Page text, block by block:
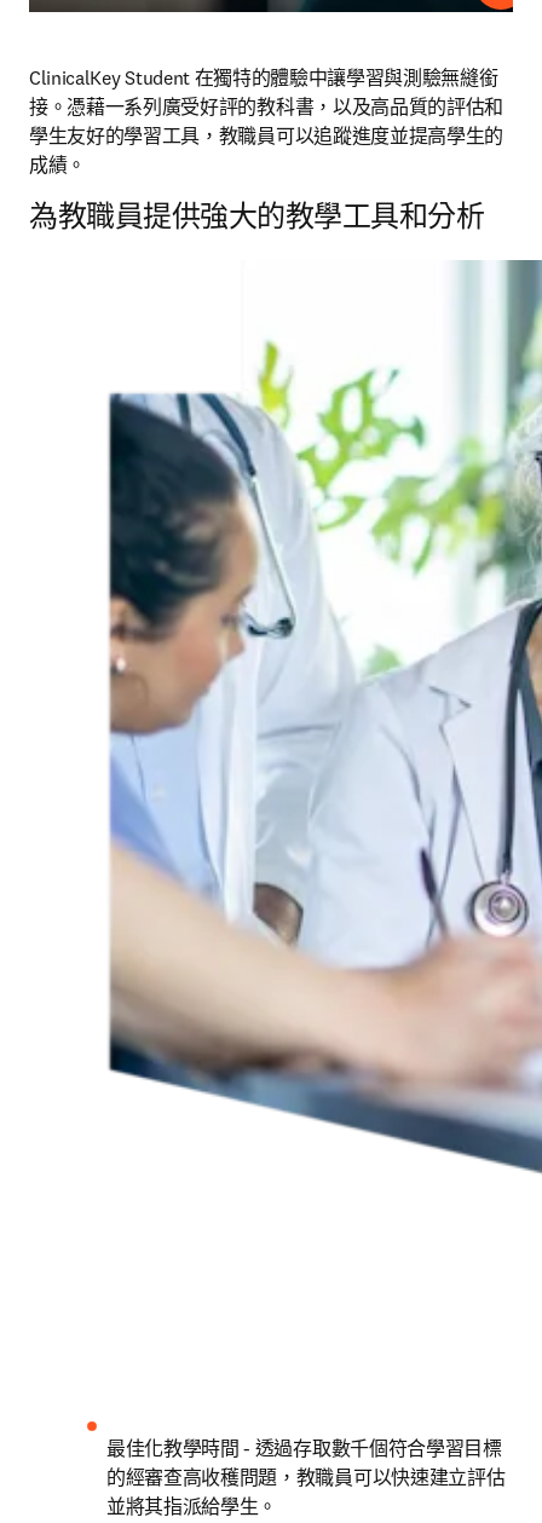
ClinicalKey Student 在獨特的體驗中讓學習與測驗無縫銜
接。憑藉一系列廣受好評的教科書，以及高品質的評估和
學生友好的學習工具，教職員可以追蹤進度並提高學生的
成績。
為教職員提供強大的教學工具和分析
最佳化教學時間 - 透過存取數千個符合學習目標
的經審查高收穫問題，教職員可以快速建立評估
並將其指派給學生。